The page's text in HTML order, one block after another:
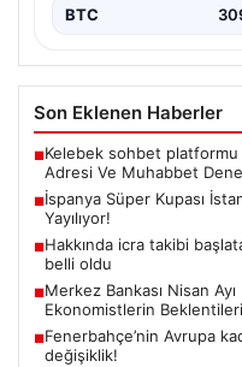
BTC
Son Eklenen Haberler
■Kelebek sohbet
Adresi Ve Muhabbet
■İspanya Süper Kupası
Yayılıyor!
■Hakkında icra takibi
belli oldu
■Merkez Bankası Nisan
Ekonomistlerin
■Fenerbahçe’nin Avrupa
değişiklik!